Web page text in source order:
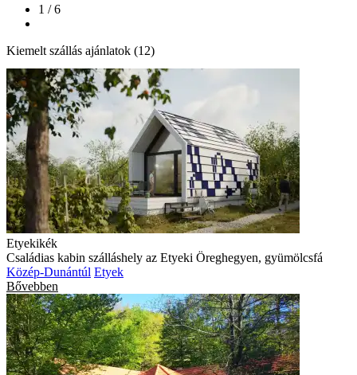
1 / 6
Kiemelt szállás ajánlatok (12)
Etyekikék
Családias kabin szálláshely az Etyeki Öreghegyen, gyümölcsfá
Közép-Dunántúl Etyek
Bővebben